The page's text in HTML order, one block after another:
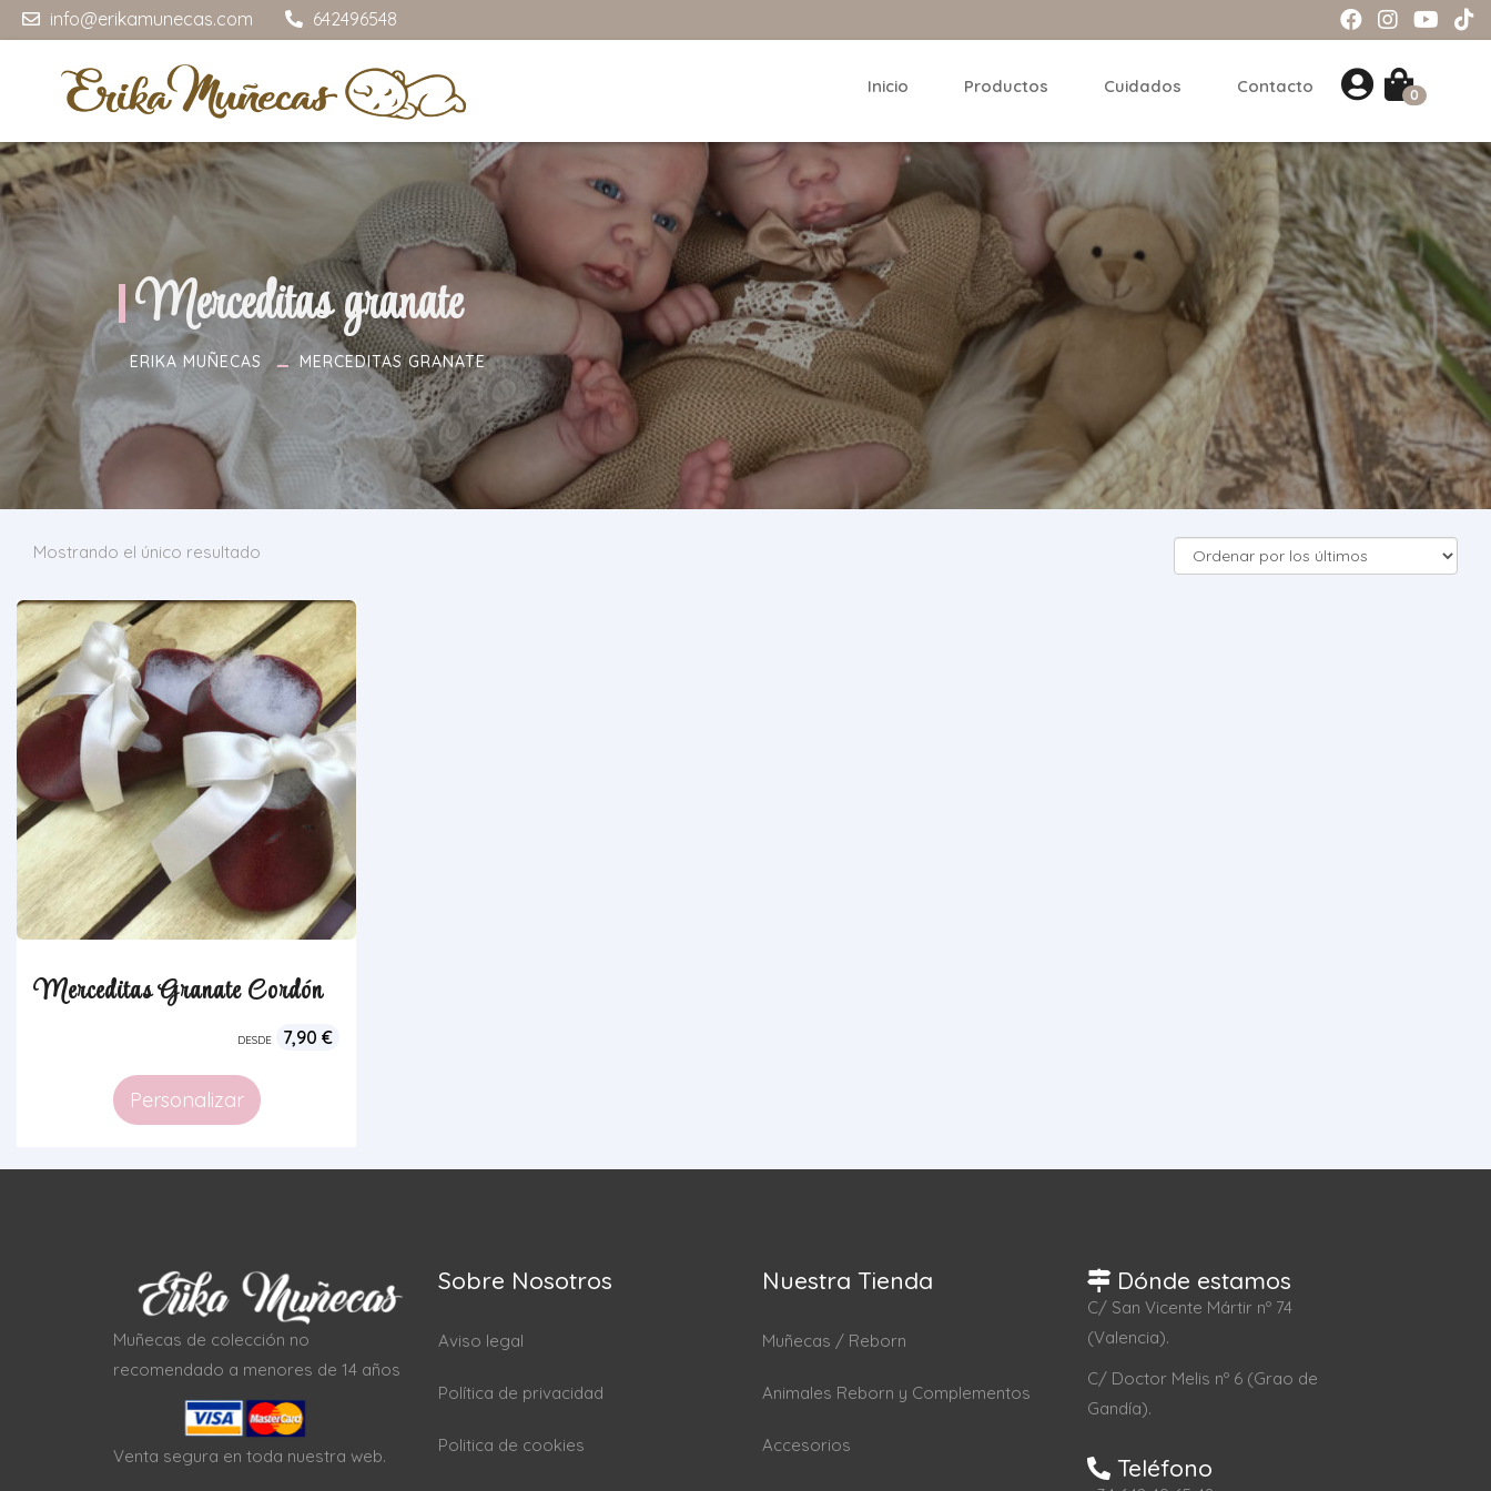
info@erikamunecas.com 642496548
0
Inicio Productos Cuidados Contacto
Merceditas granate
ERIKA MUÑECAS MERCEDITAS GRANATE
Mostrando el único resultado
Merceditas Granate Cordón
DESDE 7,90 €
Personalizar
Muñecas de colección no
recomendado a menores de 14 años
Venta segura en toda nuestra web.
Sobre Nosotros
Aviso legal
Política de privacidad
Politica de cookies
Nuestra Tienda
Muñecas / Reborn
Animales Reborn y Complementos
Accesorios
Dónde estamos
C/ San Vicente Mártir nº 74
(Valencia).
C/ Doctor Melis nº 6 (Grao de
Gandía).
Teléfono